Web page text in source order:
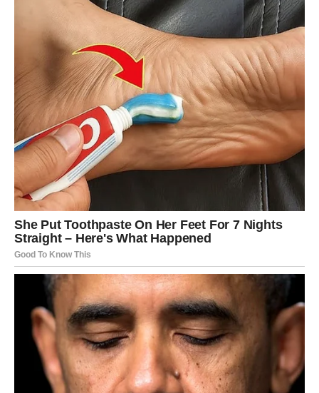
ništa više neće biti isto.
BLIZANCI – REČI KOJE SE NE
MOGU POVUĆI
Blizanci su znak komunikacije. Oni znaju kako da pričaju,
kako da osvoje, kako da sakriju i kako da otkriju.
Ali ovog puta, stvari se okreću protiv njih.
Do ponoći, Blizanci dobijaju poruku koja ih zatiče
nespremne.
Možda ste mislili da je sve samo igra. Da su emocije pod
kontrolom. Da možete da držite distancu i da ne ulazite
previše duboko.
Ali neko drugi nije igrao po tim pravilima.
Ta osoba sada šalje poruku koja otkriva sve.